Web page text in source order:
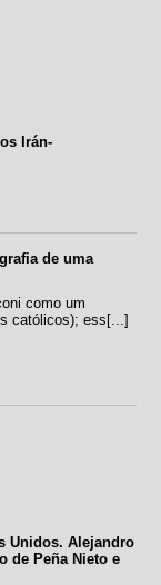
Irán-
de uma
como um
católicos); ess[...]
Unidos. Alejandro
de Peña Nieto e